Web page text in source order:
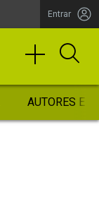
Entrar
AUTORES